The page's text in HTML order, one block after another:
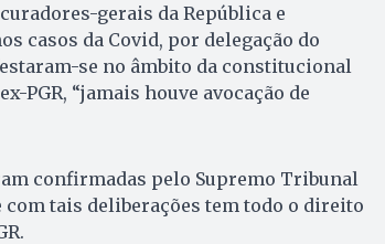
gerais da República e
casos da Covid, por delegação do
se no âmbito da constitucional
PGR, “jamais houve avocação de
confirmadas pelo Supremo Tribunal
com tais deliberações tem todo o direito